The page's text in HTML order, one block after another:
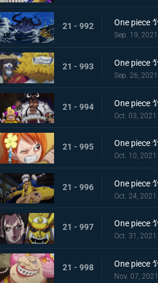
21 - 992
Sep. 19, 2021
21 - 993
Sep. 26, 2021
21 - 994
Oct. 03, 2021
21 - 995
Oct. 10, 2021
21 - 996
Oct. 24, 2021
21 - 997
Oct. 31, 2021
21 - 998
Nov. 07, 2021